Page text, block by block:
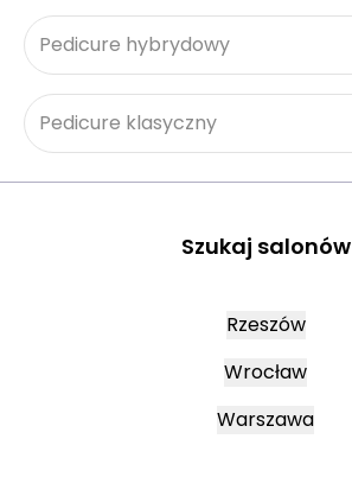
Pedicure hybrydowy
Pedicure klasyczny
Szukaj salonów
Rzeszów
Wrocław
Warszawa